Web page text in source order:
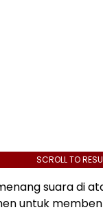
SCROLL TO
suara di
untuk